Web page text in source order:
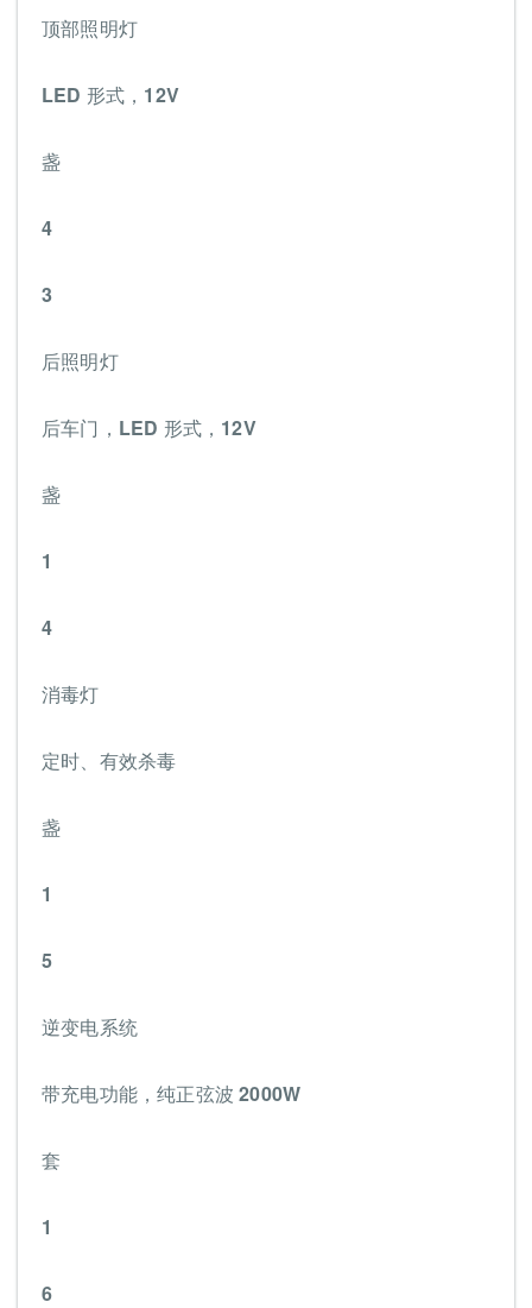
顶部照明灯
LED 形式，12V
盏
4
3
后照明灯
后车门，LED 形式，12V
盏
1
4
消毒灯
定时、有效杀毒
盏
1
5
逆变电系统
带充电功能，纯正弦波 2000W
套
1
6